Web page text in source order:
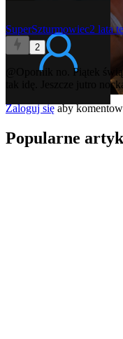
SuperSzturmowiec2 lata
2
@Opornik
no. Piątek
tak idę. Jeszcze jutro
Zaloguj sięaby
Popularne